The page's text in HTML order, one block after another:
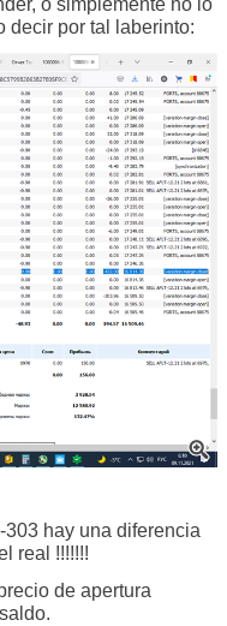
decir por tal laberinto:
-303 hay una diferencia
real !!!!!!!
de apertura